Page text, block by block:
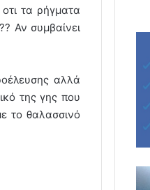
τα ρήγματα
Αν συμβαίνει
αλλά
της γης που
το θαλασσινό